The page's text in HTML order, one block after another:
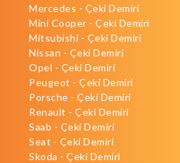
Mercedes - Çeki Demiri
Mini Cooper - Çeki Demiri
Mitsubishi - Çeki Demiri
Nissan - Çeki Demiri
Opel - Çeki Demiri
Peugeot - Çeki Demiri
Porsche - Çeki Demiri
Renault - Çeki Demiri
Saab - Çeki Demiri
Seat - Çeki Demiri
Skoda - Çeki Demiri